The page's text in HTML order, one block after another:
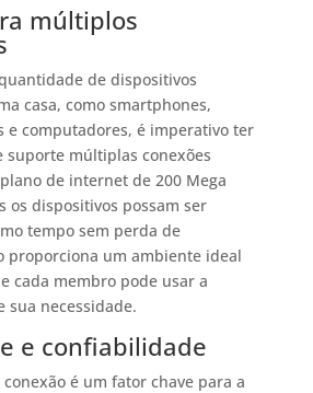
múltiplos
de dispositivos
casa, como smartphones,
e computadores, é imperativo ter
suporte múltiplas conexões
de internet de 200 Mega
os dispositivos possam ser
tempo sem perda de
proporciona um ambiente ideal
cada membro pode usar a
sua necessidade.
e confiabilidade
é um fator chave para a